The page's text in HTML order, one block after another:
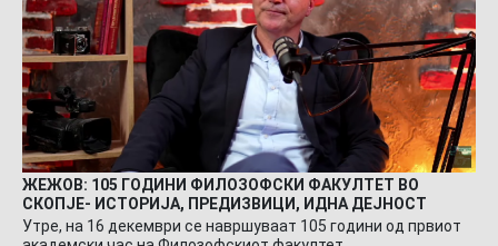
ЖЕЖОВ: 105 ГОДИНИ ФИЛОЗОФСКИ ФАКУЛТЕТ ВО
СКОПЈЕ- ИСТОРИЈА, ПРЕДИЗВИЦИ, ИДНА ДЕЈНОСТ
Утре, на 16 декември се навршуваат 105 години од првиот